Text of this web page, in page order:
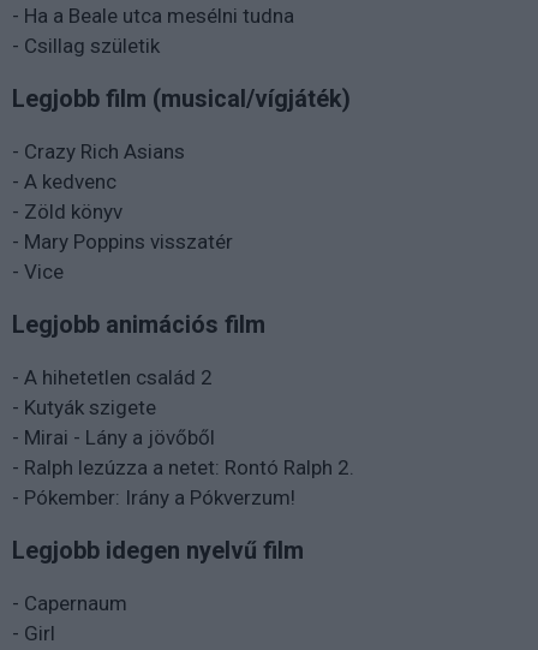
- Ha a Beale utca mesélni tudna
- Csillag születik
Legjobb film (musical/vígjáték)
- Crazy Rich Asians
- A kedvenc
- Zöld könyv
- Mary Poppins visszatér
- Vice
Legjobb animációs film
- A hihetetlen család 2
- Kutyák szigete
- Mirai - Lány a jövőből
- Ralph lezúzza a netet: Rontó Ralph 2.
- Pókember: Irány a Pókverzum!
Legjobb idegen nyelvű film
- Capernaum
- Girl